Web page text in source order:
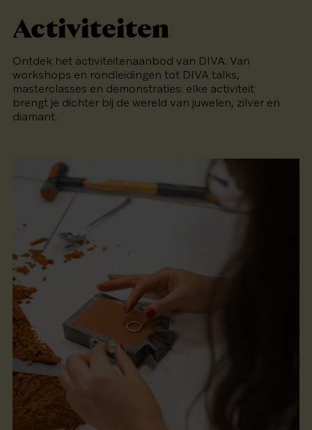
Activiteiten
Ontdek het activiteitenaanbod van DIVA. Van
workshops en rondleidingen tot DIVA talks,
masterclasses en demonstraties: elke activiteit
brengt je dichter bij de wereld van juwelen, zilver en
diamant.